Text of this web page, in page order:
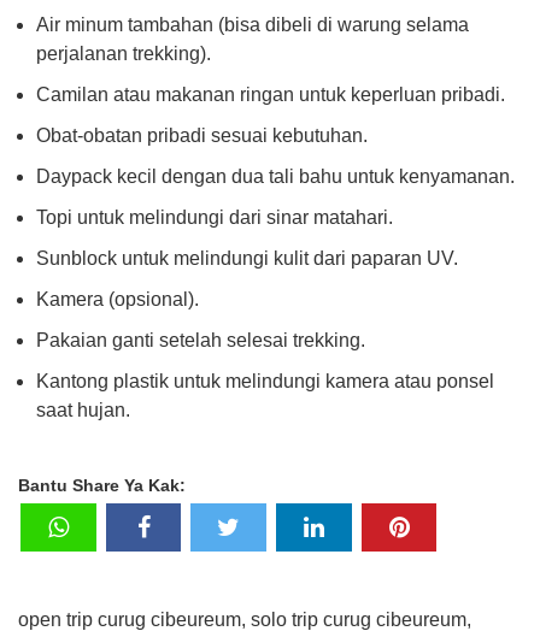
Air minum tambahan (bisa dibeli di warung selama
perjalanan trekking).
Camilan atau makanan ringan untuk keperluan pribadi.
Obat-obatan pribadi sesuai kebutuhan.
Daypack kecil dengan dua tali bahu untuk kenyamanan.
Topi untuk melindungi dari sinar matahari.
Sunblock untuk melindungi kulit dari paparan UV.
Kamera (opsional).
Pakaian ganti setelah selesai trekking.
Kantong plastik untuk melindungi kamera atau ponsel
saat hujan.
Bantu Share Ya Kak:
open trip curug cibeureum, solo trip curug cibeureum,